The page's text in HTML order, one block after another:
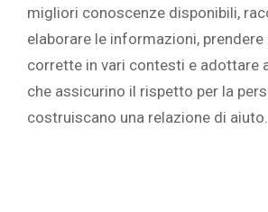
migliori conoscenze disponibili,
elaborare le informazioni,
corrette in vari contesti e adottare
che assicurino il rispetto per la
costruiscano una relazione di aiuto.